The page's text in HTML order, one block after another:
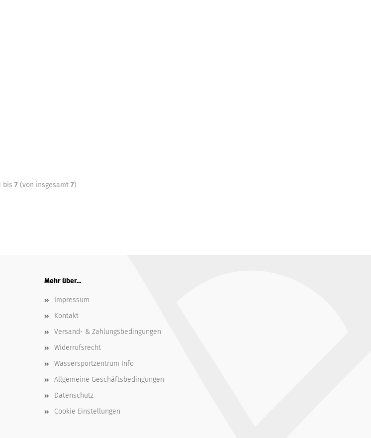
bis 7(von insgesamt 7)
Mehr über...
Impressum
Kontakt
Versand- & Zahlungsbedingungen
Widerrufsrecht
Wassersportzentrum Info
Allgemeine Geschäftsbedingungen
Datenschutz
Cookie Einstellungen